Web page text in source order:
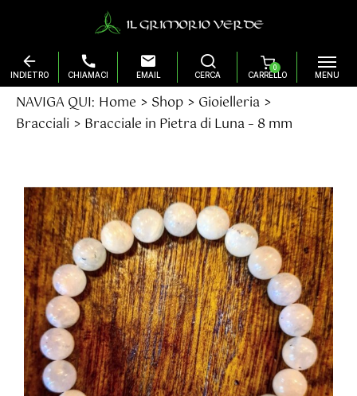
SaltaNAVIGA QUI: Home Shop
Gioielleria
Bracciali
Bracciale in Pietra di Luna – 8 mm
0